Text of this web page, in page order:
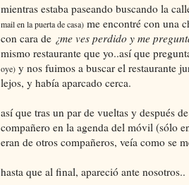
mientras estaba paseando buscando la
mail en la puerta de casa) me encontré con una
con cara de ¿me ves perdido y me
mismo restaurante que yo..así que
oye) y nos fuimos a buscar el restaurante
lejos, y había aparcado cerca.
así que tras un par de vueltas y después
compañero en la agenda del móvil (sólo
eran de otros compañeros, veía como se
hasta que al final, apareció ante nosotros..